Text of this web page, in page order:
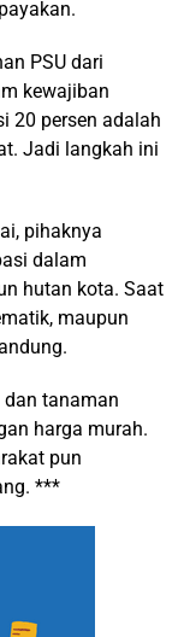
PSU dari
kewajiban
20 persen adalah
Jadi langkah ini
pihaknya
dalam
hutan kota. Saat
maupun
dan tanaman
harga murah.
pun
***